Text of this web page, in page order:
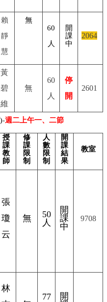
賴
靜
慧
無
60
人
開
課
中
2064
黃
碧
維
無
60
人
停
開
2601
週二上午一、二節
授
課
教
師
修
課
限
制
人
數
限
制
開
課
結
果
教室
張
瓊
云
無
50
人
開
課
中
9708
林
77
開